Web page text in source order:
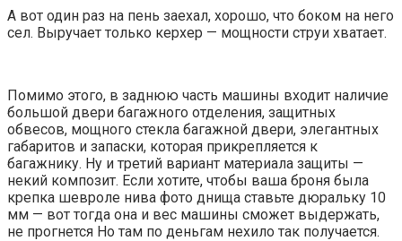
А вот один раз на пень заехал, хорошо, что боком на него
сел. Выручает только керхер — мощности струи хватает.
Помимо этого, в заднюю часть машины входит наличие
большой двери багажного отделения, защитных
обвесов, мощного стекла багажной двери, элегантных
габаритов и запаски, которая прикрепляется к
багажнику. Ну и третий вариант материала защиты —
некий композит. Если хотите, чтобы ваша броня была
крепка шевроле нива фото днища ставьте дюральку 10
мм — вот тогда она и вес машины сможет выдержать,
не прогнется Но там по деньгам нехило так получается.